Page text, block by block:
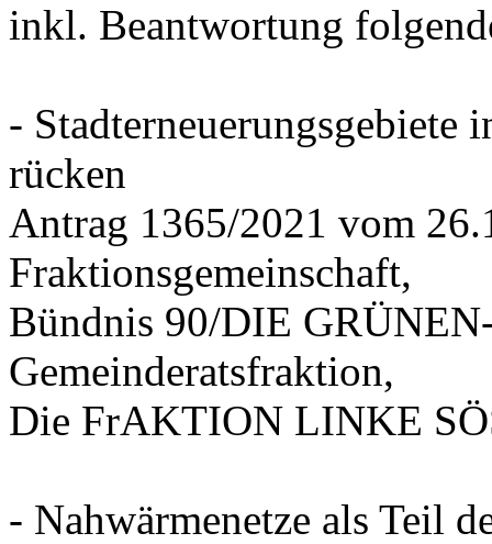
inkl. Beantwortung
- Stadterneuerungsgebiete
rücken
Antrag 1365/2021 vom
Fraktionsgemeinschaft,
Bündnis 90/DIE
Gemeinderatsfraktion,
Die FrAKTION LINKE
- Nahwärmenetze als Teil